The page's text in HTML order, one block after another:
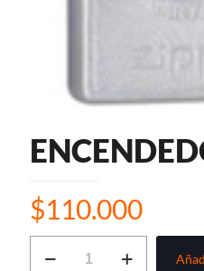
$110.000
ZIPPO